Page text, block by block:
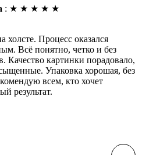
: ★ ★ ★ ★ ★
холсте. Процесс оказался
Всё понятно, четко и без
Качество картинки порадовало,
Упаковка хорошая, без
всем, кто хочет
результат.